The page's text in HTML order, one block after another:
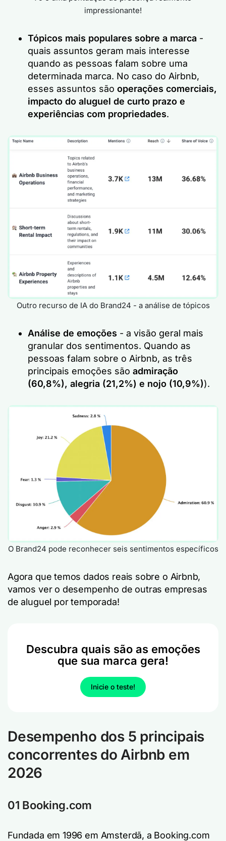
impressionante!
Tópicos mais populares sobre a marca -
quais assuntos geram mais interesse
quando as pessoas falam sobre uma
determinada marca. No caso do Airbnb,
esses assuntos são operações comerciais,
impacto do aluguel de curto prazo e
experiências com propriedades.
Outro recurso de IA do Brand24 - a análise de tópicos
Análise de emoções - a visão geral mais
granular dos sentimentos. Quando as
pessoas falam sobre o Airbnb, as três
principais emoções são admiração
(60,8%), alegria (21,2%) e nojo (10,9%)).
O Brand24 pode reconhecer seis sentimentos específicos
Agora que temos dados reais sobre o Airbnb,
vamos ver o desempenho de outras empresas
de aluguel por temporada!
Descubra quais são as emoções
que sua marca gera!
Inicie o teste!
Desempenho dos 5 principais
concorrentes do Airbnb em
2026
01 Booking.com
Fundada em 1996 em Amsterdã, a Booking.com